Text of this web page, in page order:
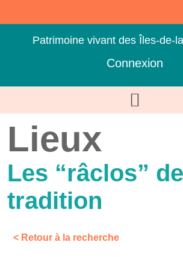
Patrimoine vivant des Îles-de-
Connexion
Lieux
Les “râclos”
tradition
< Retour à la recherche